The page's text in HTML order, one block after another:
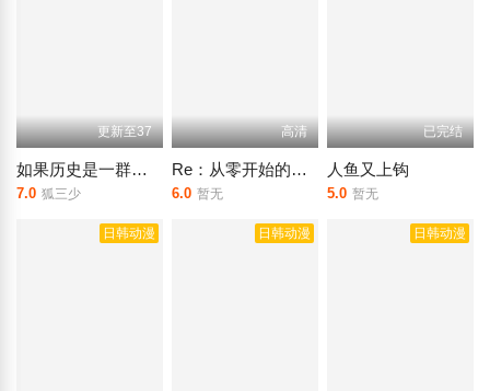
更新至37
如果历史是一群喵第1-3季
7.0 狐三少
高清
Re：从零开始的异世界生活 Memory Snow
6.0 暂无
已完结
人鱼又上钩
5.0 暂无
日韩动漫 日韩动漫 日韩动漫